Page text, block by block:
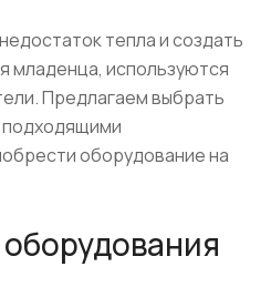
тепла и создать
младенца, используются
Предлагаем выбрать
оборудование на